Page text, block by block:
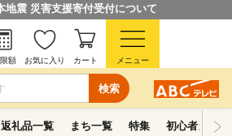
地震 災害支援寄付受付について
検索
限額 お気に入り カート メニュー
返礼品一覧 まち一覧 特集 初心者ガイド